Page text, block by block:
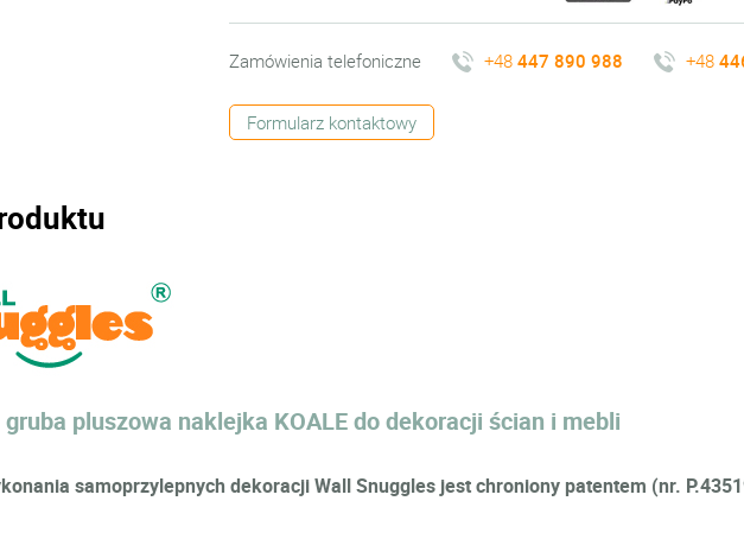
Zamówienia telefoniczne +48 447 890 988 +48
Formularz kontaktowy
pluszowa naklejka KOALE do dekoracji ścian i mebli
samoprzylepnych dekoracji Wall Snuggles jest chroniony patentem (nr.